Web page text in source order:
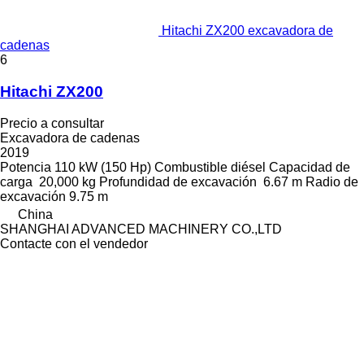
Hitachi ZX200 excavadora de
cadenas
6
Hitachi ZX200
Precio a consultar
Excavadora de cadenas
2019
Potencia 110 kW (150 Hp) Combustible diésel Capacidad de
carga 20,000 kg Profundidad de excavación 6.67 m Radio de
excavación 9.75 m
China
SHANGHAI ADVANCED MACHINERY CO.,LTD
Contacte con el vendedor